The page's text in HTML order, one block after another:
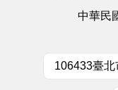
中華民
106433臺